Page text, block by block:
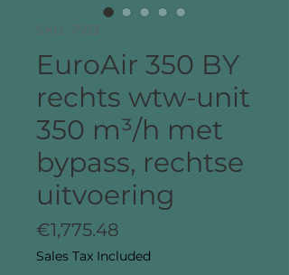
SKU: 7503
EuroAir 350 BY
rechts wtw-unit
350 m³/h met
bypass, rechtse
uitvoering
€1,775.48
Sales Tax Included